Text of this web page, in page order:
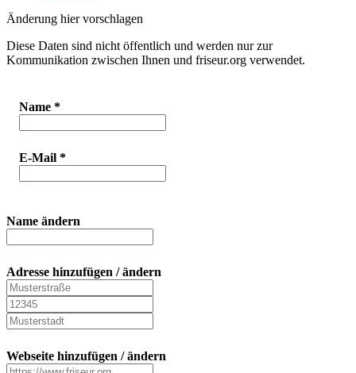
Änderung hier vorschlagen
Diese Daten sind nicht öffentlich und werden nur zur
Kommunikation zwischen Ihnen und friseur.org verwendet.
Name *
E-Mail *
Name ändern
Adresse hinzufügen / ändern
Webseite hinzufügen / ändern